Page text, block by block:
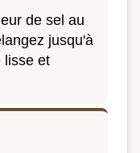
de sel au
jusqu'à
lisse et